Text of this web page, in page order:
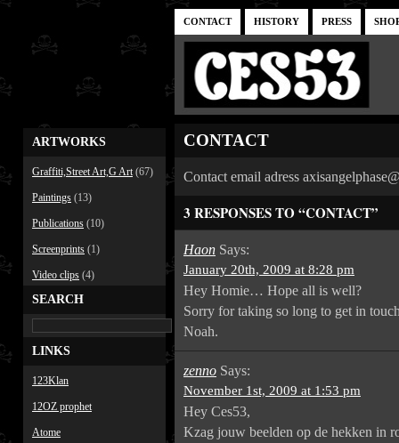
ARTWORKS
Graffiti,Street Art,G Art(67)
Paintings (13)
Publications (10)
Screenprints (1)
Video clips (4)
SEARCH
LINKS
123Klan
12OZ prophet
Atome
CONTACT HISTORY PRESS
CONTACT
Contact email adress
3 RESPONSES TO “CONTACT”
Haon Says:
January 20th, 2009 at 8:28 pm
Hey Homie… Hope all is well?
Sorry for taking so long to get in
Noah.
zenno Says:
November 1st, 2009 at 1:53 pm
Hey Ces53,
Kzag jouw beelden op de hekken in